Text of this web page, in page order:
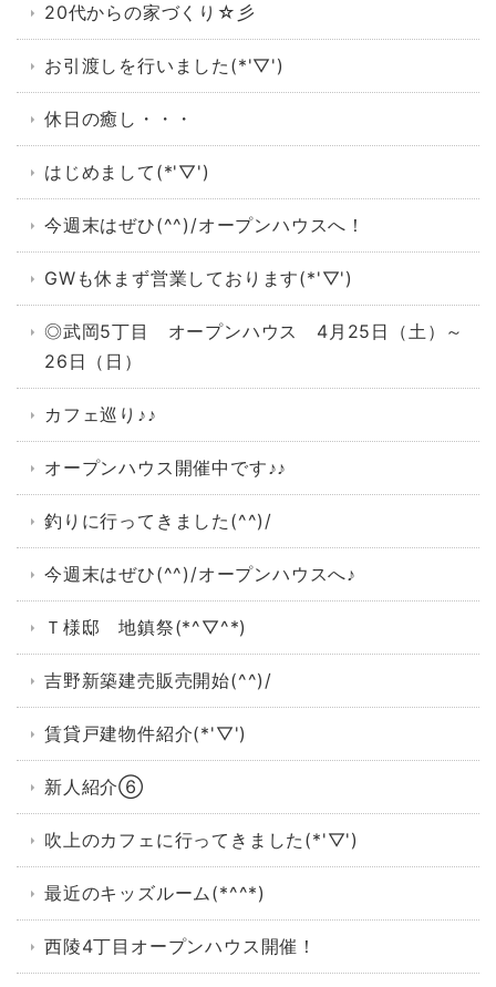
20代からの家づくり☆彡
お引渡しを行いました(*'▽')
休日の癒し・・・
はじめまして(*'▽')
今週末はぜひ(^^)/オープンハウスへ！
GWも休まず営業しております(*'▽')
◎武岡5丁目 オープンハウス 4月25日（土）～
26日（日）
カフェ巡り♪♪
オープンハウス開催中です♪♪
釣りに行ってきました(^^)/
今週末はぜひ(^^)/オープンハウスへ♪
Ｔ様邸 地鎮祭(*^▽^*)
吉野新築建売販売開始(^^)/
賃貸戸建物件紹介(*'▽')
新人紹介⑥
吹上のカフェに行ってきました(*'▽')
最近のキッズルーム(*^^*)
西陵4丁目オープンハウス開催！